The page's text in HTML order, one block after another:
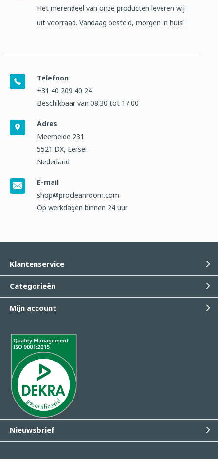
Het merendeel van onze producten leveren wij
uit voorraad. Vandaag besteld, morgen in huis!
Telefoon
+31 40 209 40 24
Beschikbaar van 08:30 tot 17:00
Adres
Meerheide 231
5521 DX, Eersel
Nederland
E-mail
shop@procleanroom.com
Op werkdagen binnen 24 uur
Klantenservice
Categorieën
Mijn account
Nieuwsbrief